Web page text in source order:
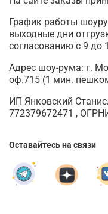
График работы
выходные дни
согласованию с 9 до
Адрес шоу-рума: г.
оф.715 (1 мин.
ИП Янковский
772379672471 ,
Оставайтесь на связи